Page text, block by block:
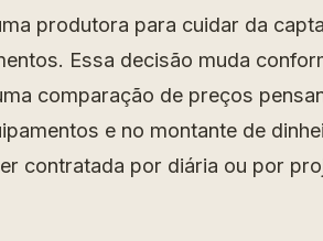
produtora para cuidar da
Essa decisão muda
comparação de preços
e no montante de
contratada por diária ou por